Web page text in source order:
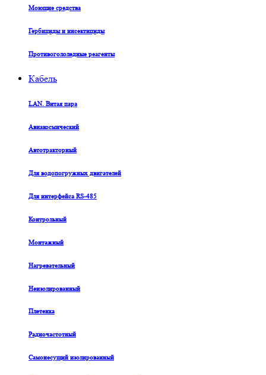
Моющие средства
Гербициды и инсектициды
Противогололедные реагенты
Кабель
LAN. Витая пара
Авиакосмический
Автотракторный
Для водопогружных двигателей
Для интерфейса RS-485
Контрольный
Монтажный
Нагревательный
Неизолированный
Плетенка
Радиочастотный
Самонесущий изолированный